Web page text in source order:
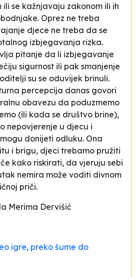
se kažnjavaju zakonom ili ih
Oprez ne treba
djece ne treba da se
izbjegavanja rizka.
pitanje da li izbjegavanje
sigurnost ili pak smanjenje
su se oduvijek brinuli.
percepcija danas govori
obavezu da poduzmemo
(ili kada se društvo brine),
nepovjerenje u djecu i
donijeti odluku. Ona
i brigu, djeci trebamo pružiti
kako riskirati, da vjeruju sebi
nemira može voditi divnom
priči.
Merima Dervišić
igre, preko šume do